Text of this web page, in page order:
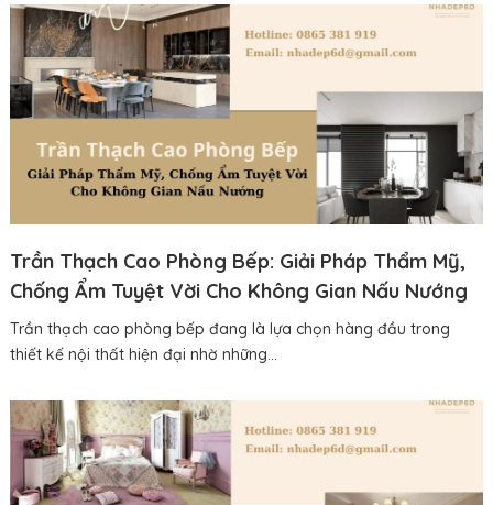
Trần Thạch Cao Phòng Bếp: Giải Pháp Thẩm Mỹ,
Chống Ẩm Tuyệt Vời Cho Không Gian Nấu Nướng
Trần thạch cao phòng bếp đang là lựa chọn hàng đầu trong
thiết kế nội thất hiện đại nhờ những...